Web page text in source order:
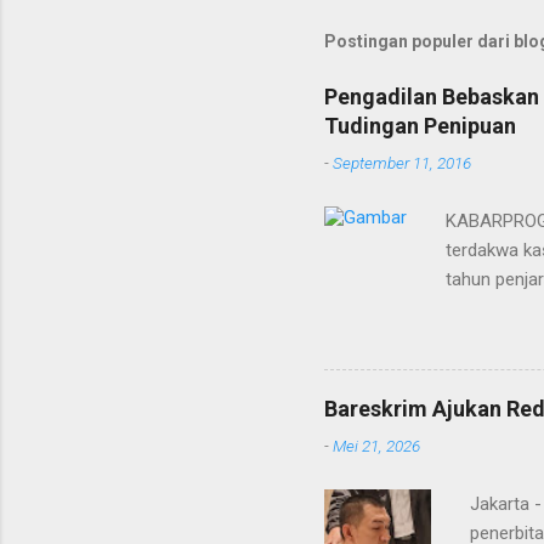
Postingan populer dari
Pengadilan
Tudingan Penipuan
-September 11, 2016
terdakwa
tahun
pidana.
terdakwa
Menurut
itulah,
Bareskrim Ajukan
-Mei 21, 2026
Jakarta -